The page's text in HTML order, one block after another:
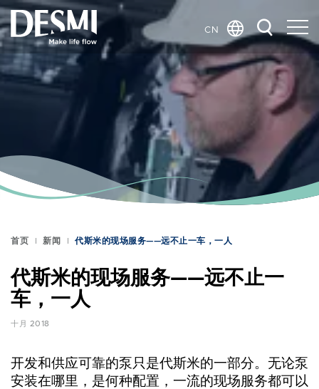
CN
Global
Danish
French
German
Italian
Korean
Polish
Spanish
首页 新闻 代斯米的现场服务——远不止一车，一人
代斯米的现场服务——远不止一
车，一人
十月 2018
开发和供应可靠的泵只是代斯米的一部分。无论泵
安装在哪里，是何种配置，一流的现场服务都可以